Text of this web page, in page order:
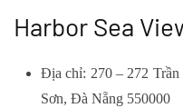
Harbor Sea
Địa chỉ: 270 – 272
Sơn, Đà Nẵng 550000